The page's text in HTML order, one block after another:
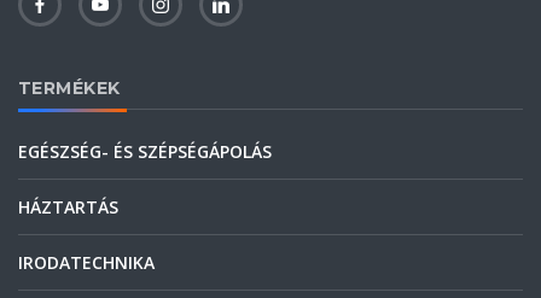
TERMÉKEK
EGÉSZSÉG- ÉS SZÉPSÉGÁPOLÁS
HÁZTARTÁS
IRODATECHNIKA